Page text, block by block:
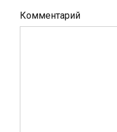
Комментарий